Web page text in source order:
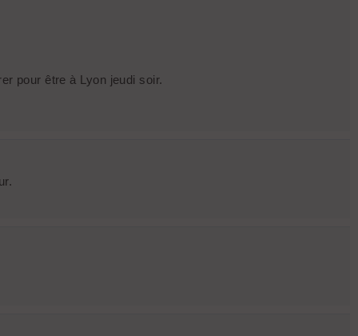
pour être à Lyon jeudi soir.